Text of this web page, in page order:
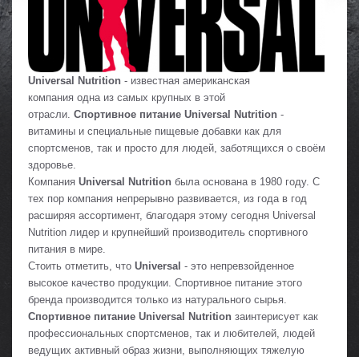
Universal Nutrition - известная американская
компания одна из самых крупных в этой
отрасли. Спортивное питание Universal Nutrition -
витамины и специальные пищевые добавки как для
спортсменов, так и просто для людей, заботящихся о своём
здоровье.
Компания Universal Nutrition была основана в 1980 году. С
тех пор компания непрерывно развивается, из года в год
расширяя ассортимент, благодаря этому сегодня Universal
Nutrition лидер и крупнейший производитель спортивного
питания в мире.
Стоить отметить, что Universal - это непревзойденное
высокое качество продукции. Спортивное питание этого
бренда производится только из натурального сырья.
Спортивное питание Universal Nutrition заинтерисует как
профессиональных спортсменов, так и любителей, людей
ведущих активный образ жизни, выполняющих тяжелую